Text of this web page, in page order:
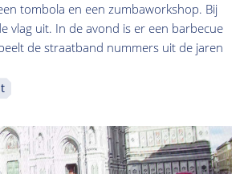
tombola en een zumbaworkshop. Bij
vlag uit. In de avond is er een barbecue
de straatband nummers uit de jaren